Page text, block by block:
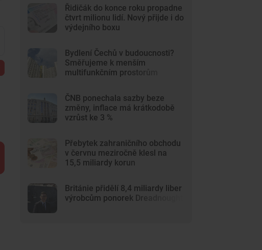
Řidičák do konce roku propadne
čtvrt milionu lidí. Nový přijde i do
výdejního boxu
Bydlení Čechů v budoucnosti?
Směřujeme k menším
multifunkčním prostorům
ČNB ponechala sazby beze
změny, inflace má krátkodobě
vzrůst ke 3 %
Přebytek zahraničního obchodu
v červnu meziročně klesl na
15,5 miliardy korun
Británie přidělí 8,4 miliardy liber
výrobcům ponorek Dreadnought